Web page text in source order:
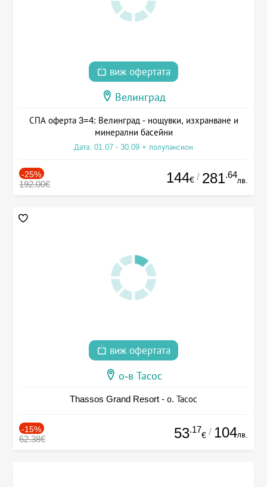
виж офертата
Велинград
СПА оферта 3=4: Велинград - нощувки, изхранване и
минерални басейни
Дата: 01.07 - 30.09 + полупансион
-25%
192.00€ 144€ / 281.64
лв.
виж офертата
о-в Тасос
Thassos Grand Resort - о. Тасос
-15%
62.38€ 53.17
€ / 104лв.